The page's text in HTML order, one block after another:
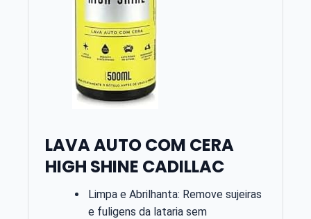
LAVA AUTO COM CERA
HIGH SHINE CADILLAC
Limpa e Abrilhanta: Remove sujeiras
e fuligens da lataria sem